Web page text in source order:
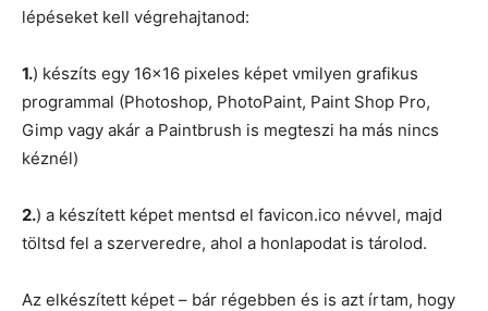
lépéseket kell végrehajtanod:
1.) készíts egy 16×16 pixeles képet vmilyen grafikus
programmal (Photoshop, PhotoPaint, Paint Shop Pro,
Gimp vagy akár a Paintbrush is megteszi ha más nincs
kéznél)
2.) a készített képet mentsd el favicon.ico névvel, majd
töltsd fel a szerveredre, ahol a honlapodat is tárolod.
Az elkészített képet – bár régebben és is azt írtam, hogy